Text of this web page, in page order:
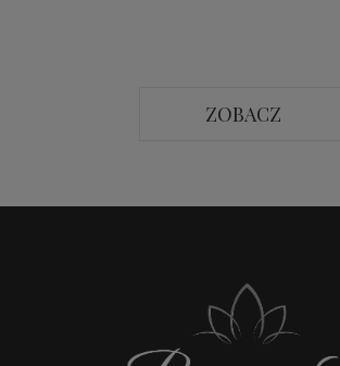
ZOBACZ